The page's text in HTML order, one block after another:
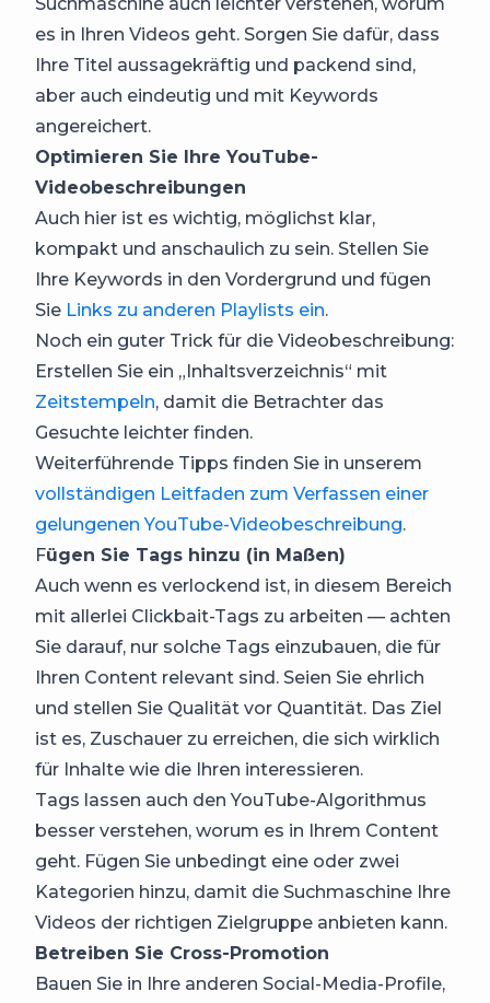
es in Ihren Videos geht. Sorgen Sie dafür, dass
Ihre Titel aussagekräftig und packend sind,
aber auch eindeutig und mit Keywords
angereichert.
Optimieren Sie Ihre YouTube-
Videobeschreibungen
Auch hier ist es wichtig, möglichst klar,
kompakt und anschaulich zu sein. Stellen Sie
Ihre Keywords in den Vordergrund und fügen
Sie Links zu anderen Playlists ein.
Noch ein guter Trick für die Videobeschreibung:
Erstellen Sie ein „Inhaltsverzeichnis“ mit
Zeitstempeln, damit die Betrachter das
Gesuchte leichter finden.
Weiterführende Tipps finden Sie in unserem
vollständigen Leitfaden zum Verfassen einer
gelungenen YouTube-Videobeschreibung.
Fügen Sie Tags hinzu (in Maßen)
Auch wenn es verlockend ist, in diesem Bereich
mit allerlei Clickbait-Tags zu arbeiten — achten
Sie darauf, nur solche Tags einzubauen, die für
Ihren Content relevant sind. Seien Sie ehrlich
und stellen Sie Qualität vor Quantität. Das Ziel
ist es, Zuschauer zu erreichen, die sich wirklich
für Inhalte wie die Ihren interessieren.
Tags lassen auch den YouTube-Algorithmus
besser verstehen, worum es in Ihrem Content
geht. Fügen Sie unbedingt eine oder zwei
Kategorien hinzu, damit die Suchmaschine Ihre
Videos der richtigen Zielgruppe anbieten kann.
Betreiben Sie Cross-Promotion
Bauen Sie in Ihre anderen Social-Media-Profile,